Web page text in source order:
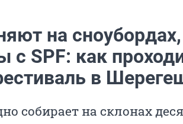
на
с SPF: как
в
собирает на склонах